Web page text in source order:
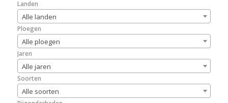
Landen
Alle landen
Ploegen
Alle ploegen
Jaren
Alle jaren
Soorten
Alle soorten